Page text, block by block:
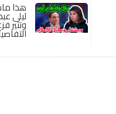
هذا
ليلى
وتثير